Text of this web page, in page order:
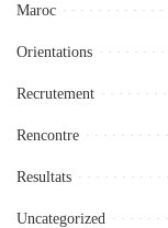
Maroc
Orientations
Recrutement
Rencontre
Resultats
Uncategorized